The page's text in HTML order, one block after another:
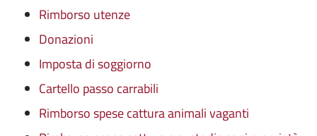
Rimborso utenze
Donazioni
Imposta di soggiorno
Cartello passo carrabili
Rimborso spese cattura animali vaganti